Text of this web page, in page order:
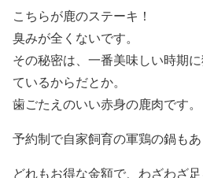
こちらが鹿のステーキ！
臭みが全くないです。
その秘密は、一番美味しい時期
ているからだとか。
歯ごたえのいい赤身の鹿肉です。
予約制で自家飼育の軍鶏の鍋もあ
どれもお得な金額で、わざわざ